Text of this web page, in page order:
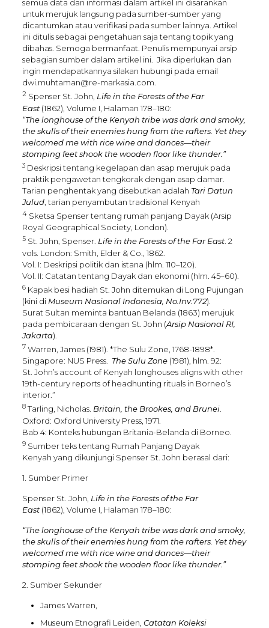
semua data dan informasi dalam artikel ini disarankan
untuk merujuk langsung pada sumber-sumber yang
dicantumkan atau verifikasi pada sumber lainnya. Artikel
ini ditulis sebagai pengetahuan saja tentang topik yang
dibahas. Semoga bermanfaat. Penulis mempunyai arsip
sebagian sumber dalam artikel ini. Jika diperlukan dan
ingin mendapatkannya silakan hubungi pada email
dwi.muhtaman@re-markasia.com.
2 Spenser St. John, Life in the Forests of the Far
East(1862), Volume I, Halaman 178–180:
“The longhouse of the Kenyah tribe was dark and smoky,
the skulls of their enemies hung from the rafters. Yet they
welcomed me with rice wine and dances—their
stomping feet shook the wooden floor like thunder.”
3Deskripsi tentang kegelapan dan asap merujuk pada
praktik pengawetan tengkorak dengan asap damar.
Tarian penghentak yang disebutkan adalah Tari Datun
Julud, tarian penyambutan tradisional Kenyah
4Sketsa Spenser tentang rumah panjang Dayak (Arsip
Royal Geographical Society, London).
5St. John, Spenser. Life in the Forests of the Far East. 2
vols. London: Smith, Elder & Co., 1862.
Vol. I: Deskripsi politik dan istana (hlm. 110–120).
Vol. II: Catatan tentang Dayak dan ekonomi (hlm. 45–60).
6Kapak besi hadiah St. John ditemukan di Long Pujungan
(kini di Museum Nasional Indonesia, No.Inv.772).
Surat Sultan meminta bantuan Belanda (1863) merujuk
pada pembicaraan dengan St. John (Arsip Nasional RI,
Jakarta).
7 Warren, James (1981). *The Sulu Zone, 1768-1898*.
Singapore: NUS Press. The Sulu Zone(1981), hlm. 92:
St. John’s account of Kenyah longhouses aligns with other
19th-century reports of headhunting rituals in Borneo’s
interior.”
8Tarling, Nicholas. Britain, the Brookes, and Brunei.
Oxford: Oxford University Press, 1971.
Bab 4: Konteks hubungan Britania-Belanda di Borneo.
9Sumber teks tentang Rumah Panjang Dayak
Kenyah yang dikunjungi Spenser St. John berasal dari:
1. Sumber Primer
Spenser St. John, Life in the Forests of the Far
East(1862), Volume I, Halaman 178–180:
“The longhouse of the Kenyah tribe was dark and smoky,
the skulls of their enemies hung from the rafters. Yet they
welcomed me with rice wine and dances—their
stomping feet shook the wooden floor like thunder.”
2. Sumber Sekunder
James Warren,
Museum Etnografi Leiden, Catatan Koleksi